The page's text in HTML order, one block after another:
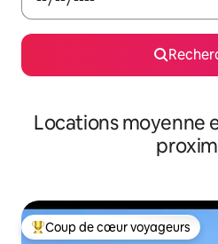
Locations moyenne
Coups de cœur voyageurs les
Coup de cœur voyageurs